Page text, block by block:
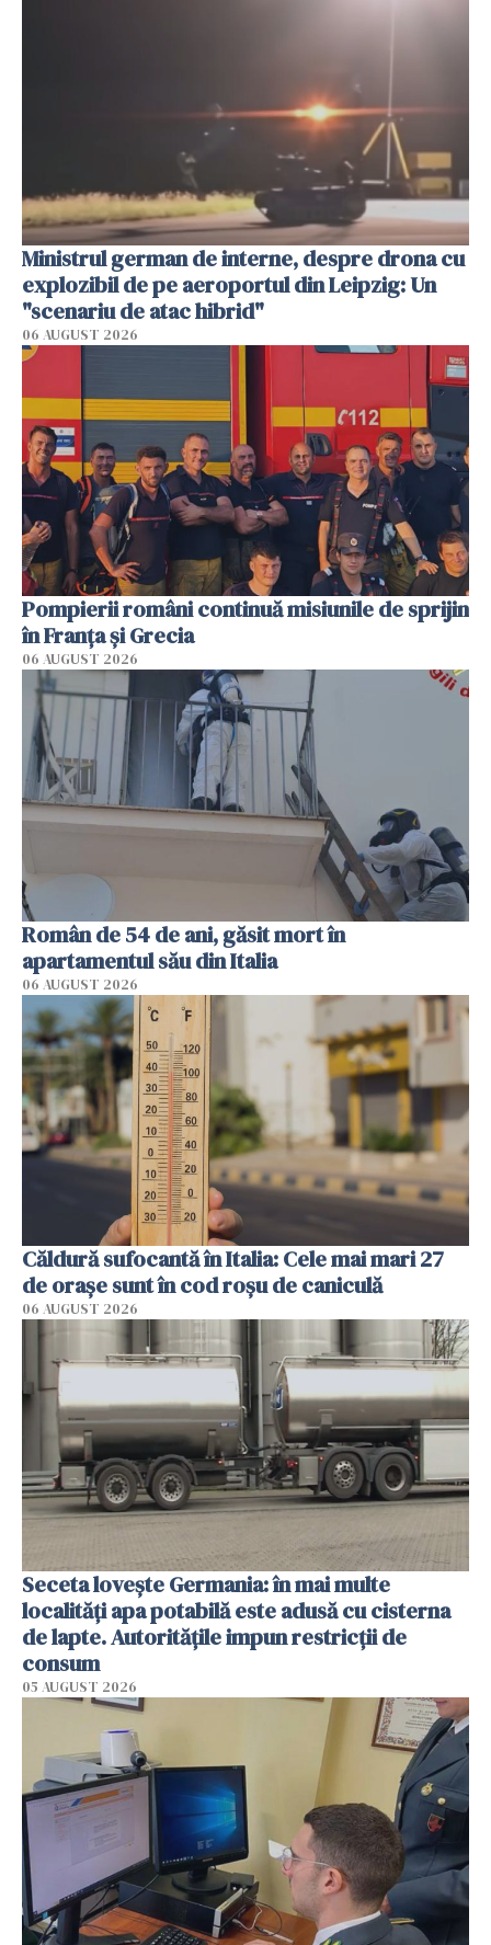
Ministrul german de interne, despre drona cu
explozibil de pe aeroportul din Leipzig: Un
"scenariu de atac hibrid"
06 AUGUST 2026
Pompierii români continuă misiunile de sprijin
în Franţa şi Grecia
06 AUGUST 2026
Român de 54 de ani, găsit mort în
apartamentul său din Italia
06 AUGUST 2026
Căldură sufocantă în Italia: Cele mai mari 27
de orașe sunt în cod roșu de caniculă
06 AUGUST 2026
Seceta lovește Germania: în mai multe
localități apa potabilă este adusă cu cisterna
de lapte. Autoritățile impun restricții de
consum
05 AUGUST 2026